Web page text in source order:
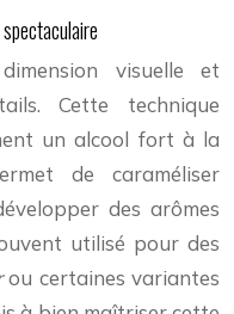
visuelle et
Cette technique
un alcool fort à la
de caraméliser
des arômes
utilisé pour des
ou certaines variantes